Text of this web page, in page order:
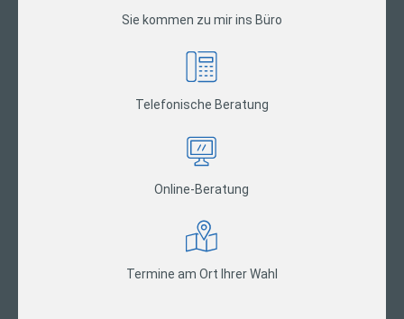
Sie kommen zu mir ins Büro
Telefonische Beratung
Online-Beratung
Termine am Ort Ihrer Wahl